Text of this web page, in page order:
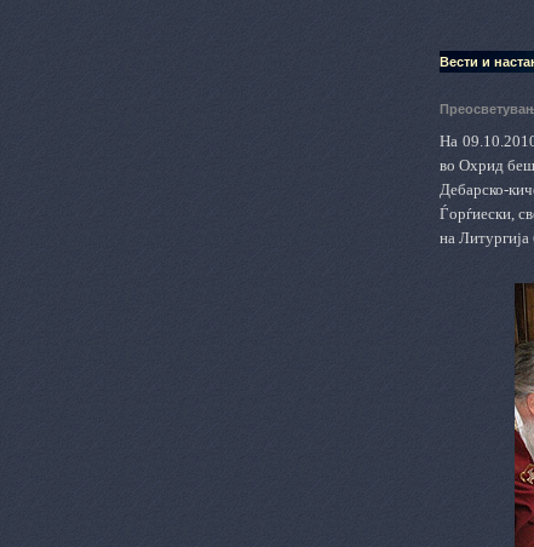
Вести и
На
во Охрид
Дебарско-
Ѓорѓиески,
на